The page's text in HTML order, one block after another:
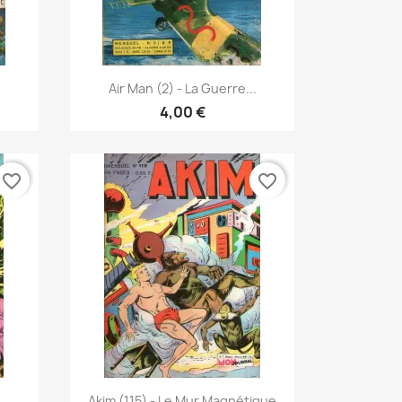
Vista rápida
Air Man (2) - La Guerre...
4,00 €
favorite_border
Vista rápida
favorite_border